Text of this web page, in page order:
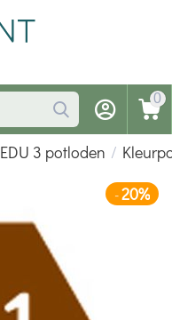
0
EDU 3 potloden /
-20%